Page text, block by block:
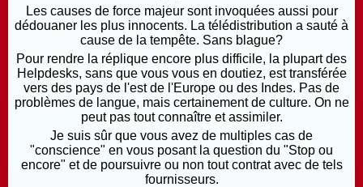
Les causes de force majeur sont invoquées aussi pour
dédouaner les plus innocents. La télédistribution a sauté à
cause de la tempête. Sans blague?
Pour rendre la réplique encore plus difficile, la plupart des
Helpdesks, sans que vous vous en doutiez, est transférée
vers des pays de l'est de l'Europe ou des Indes. Pas de
problèmes de langue, mais certainement de culture. On ne
peut pas tout connaître et assimiler.
Je suis sûr que vous avez de multiples cas de
"conscience" en vous posant la question du "Stop ou
encore" et de poursuivre ou non tout contrat avec de tels
fournisseurs.